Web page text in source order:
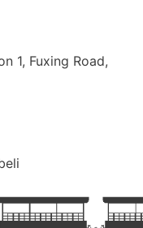
1, Fuxing Road,